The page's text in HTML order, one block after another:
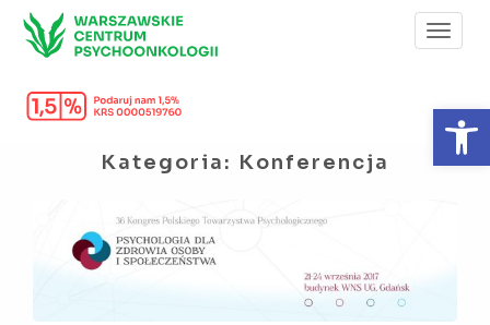
Kategoria: Konferencja